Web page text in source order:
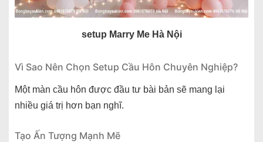
setup Marry Me Hà Nội
Vì Sao Nên Chọn Setup Cầu Hôn Chuyên Nghiệp?
Một màn cầu hôn được đầu tư bài bản sẽ mang lại
nhiều giá trị hơn bạn nghĩ.
Tạo Ấn Tượng Mạnh Mẽ